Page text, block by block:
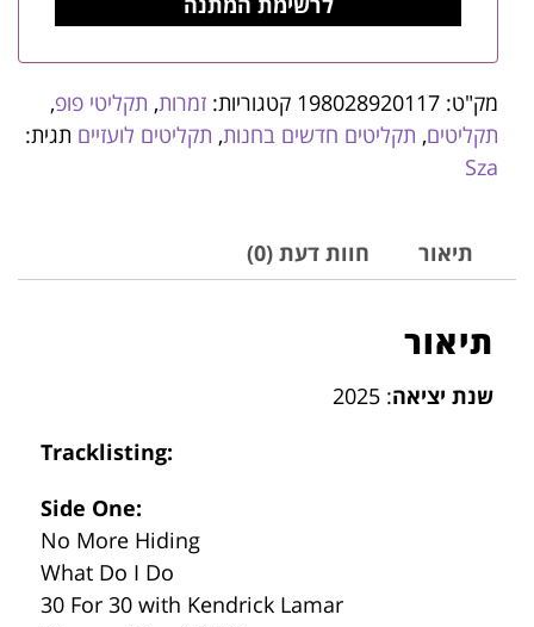
מק"ט: 198028920117 קטגוריות: זמרות, תקליטי פופ,
תקליטים, תקליטים חדשים בחנות, תקליטים לועזיים תגית:
Sza
תיאור חוות דעת (0)
תיאור
שנת יציאה: 2025
Tracklisting:
Side One:
No More Hiding
What Do I Do
30 For 30 with Kendrick Lamar